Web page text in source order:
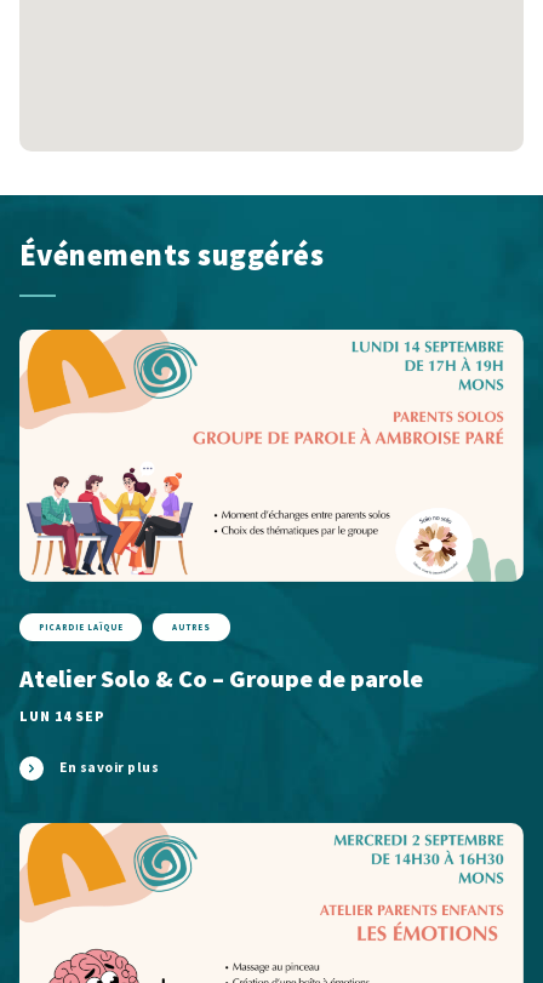
Événements suggérés
PICARDIE LAÏQUE AUTRES
Atelier Solo & Co – Groupe de parole
LUN 14 SEP
En savoir plus